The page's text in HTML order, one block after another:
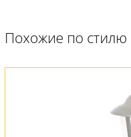
Похожие по стилю